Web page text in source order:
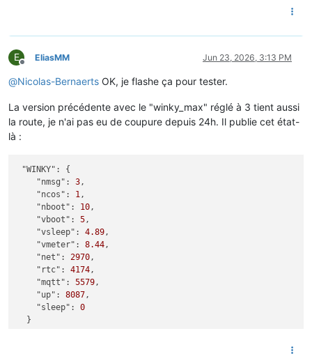
E
Offline
EliasMM Jun 23, 2026, 3:13 PM
@Nicolas-Bernaerts OK, je flashe ça pour tester.
La version précédente avec le "winky_max" réglé à 3 tient aussi
la route, je n'ai pas eu de coupure depuis 24h. Il publie cet état-
là :
"WINKY":
{
"nmsg":
3,
"ncos":
1,
"nboot":
10,
"vboot":
5,
"vsleep":
4.89,
"vmeter":
8.44,
"net":
2970,
"rtc":
4174,
"mqtt":
5579,
"up":
8087,
"sleep":
0